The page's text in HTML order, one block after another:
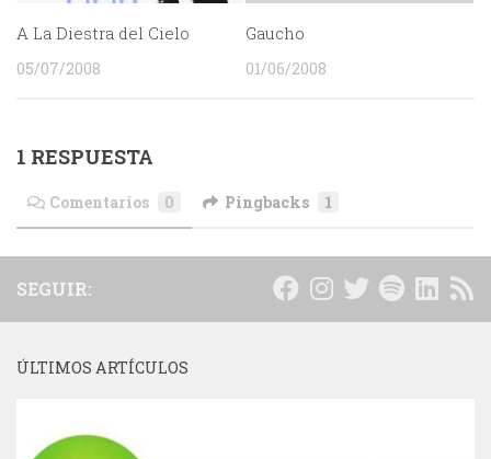
A La Diestra del Cielo
05/07/2008
Gaucho
01/06/2008
1 RESPUESTA
Comentarios 0 Pingbacks 1
SEGUIR:
ÚLTIMOS ARTÍCULOS